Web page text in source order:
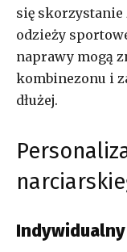
się skorzystanie
odzieży
naprawy mogą
kombinezonu i
dłużej.